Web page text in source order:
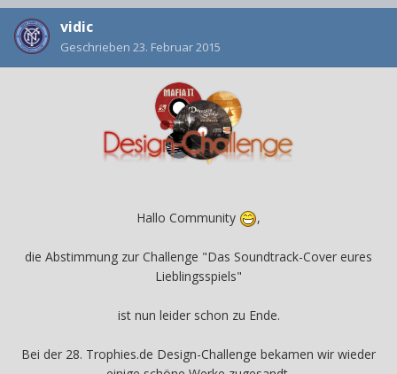
vidic
Geschrieben 23. Februar 2015
Hallo Community ,
die Abstimmung zur Challenge "Das Soundtrack-Cover eures
Lieblingsspiels"
ist nun leider schon zu Ende.
Bei der 28. Trophies.de Design-Challenge bekamen wir wieder